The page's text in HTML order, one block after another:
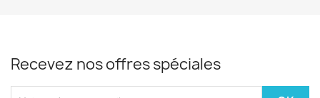
Recevez nos offres spéciales